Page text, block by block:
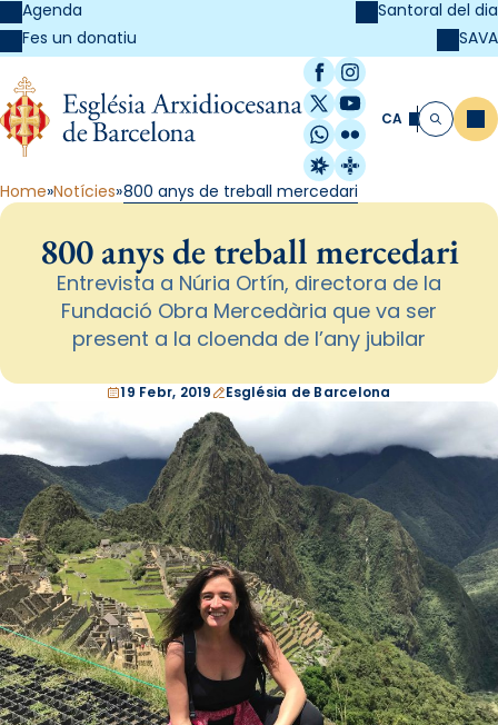
Agenda
Fes un donatiu
Santoral del dia
SAVA
Facebook
Instagram
X / Twitter
YouTube
WhatsApp
Flickr
Radio Estel
Catalunya
CA Cerca
Home Notícies 800 anys de treball mercedari
800 anys de treball mercedari
Entrevista a Núria Ortín, directora de la
Fundació Obra Mercedària que va ser
present a la cloenda de l’any jubilar
19 Febr, 2019 Església de Barcelona